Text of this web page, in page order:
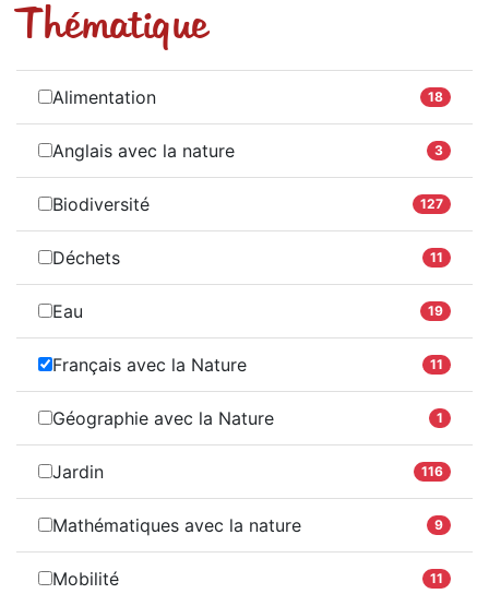
Thématique
Alimentation 18
Anglais avec la nature 3
Biodiversité 127
Déchets 11
Eau 19
Français avec la Nature 11
Géographie avec la Nature 1
Jardin 116
Mathématiques avec la nature 9
Mobilité 11